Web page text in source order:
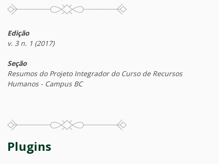
Edição
v. 3 n. 1 (2017)
Seção
Resumos do Projeto Integrador do Curso de Recursos
Humanos - Campus BC
Plugins